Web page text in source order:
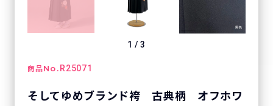
1 /3
商品No. R25071
そしてゆめブランド袴 古典柄 オフホワ